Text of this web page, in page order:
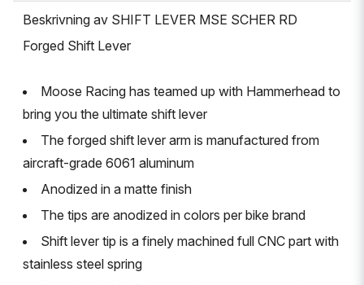
Beskrivning av SHIFT LEVER MSE SCHER RD
Forged Shift Lever
Moose Racing has teamed up with Hammerhead to
bring you the ultimate shift lever
The forged shift lever arm is manufactured from
aircraft-grade 6061 aluminum
Anodized in a matte finish
The tips are anodized in colors per bike brand
Shift lever tip is a finely machined full CNC part with
stainless steel spring